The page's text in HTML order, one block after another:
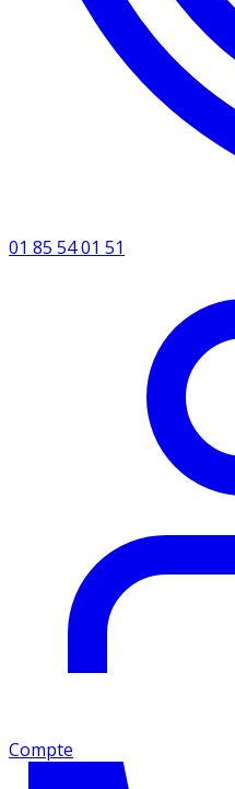
01 85 54 01 51
Compte